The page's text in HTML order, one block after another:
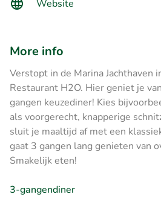
Website
More info
Verstopt in de Marina Jachthaven
Restaurant H2O. Hier geniet je
gangen keuzediner! Kies
als voorgerecht, knapperige
sluit je maaltijd af met een
gaat 3 gangen lang genieten van
Smakelijk eten!
3-gangendiner